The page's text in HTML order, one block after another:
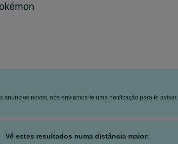
anúncios novos, nós enviamos-te uma notificação para te avisar.
Vê estes resultados numa distância maior: